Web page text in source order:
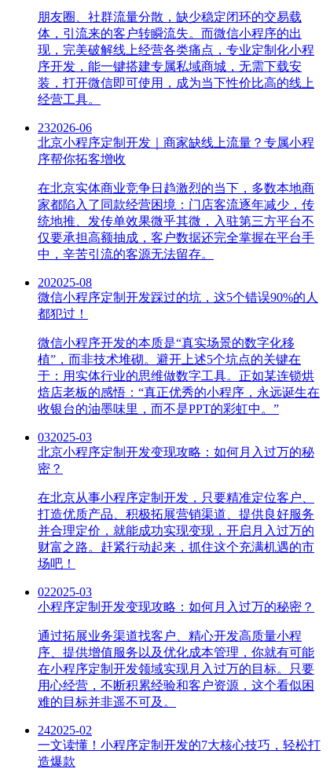
朋友圈、社群流量分散，缺少稳定闭环的交易载
体，引流来的客户转瞬流失。而微信小程序的出
现，完美破解线上经营各类痛点，专业定制化小程
序开发，能一键搭建专属私域商城，无需下载安
装，打开微信即可使用，成为当下性价比高的线上
经营工具。
232026-06
北京小程序定制开发｜商家缺线上流量？专属小程
序帮你拓客增收
在北京实体商业竞争日趋激烈的当下，多数本地商
家都陷入了同款经营困境：门店客流逐年减少，传
统地推、发传单效果微乎其微，入驻第三方平台不
仅要承担高额抽成，客户数据还完全掌握在平台手
中，辛苦引流的客源无法留存。
202025-08
微信小程序定制开发踩过的坑，这5个错误90%的人
都犯过！
微信小程序开发的本质是“真实场景的数字化移
植”，而非技术堆砌。避开上述5个坑点的关键在
于：用实体行业的思维做数字工具。正如某连锁烘
焙店老板的感悟：“真正优秀的小程序，永远诞生在
收银台的油墨味里，而不是PPT的彩虹中。”
032025-03
北京小程序定制开发变现攻略：如何月入过万的秘
密？
在北京从事小程序定制开发，只要精准定位客户、
打造优质产品、积极拓展营销渠道、提供良好服务
并合理定价，就能成功实现变现，开启月入过万的
财富之路。赶紧行动起来，抓住这个充满机遇的市
场吧！
022025-03
小程序定制开发变现攻略：如何月入过万的秘密？
通过拓展业务渠道找客户、精心开发高质量小程
序、提供增值服务以及优化成本管理，你就有可能
在小程序定制开发领域实现月入过万的目标。只要
用心经营，不断积累经验和客户资源，这个看似困
难的目标并非遥不可及。
242025-02
一文读懂！小程序定制开发的7大核心技巧，轻松打
造爆款